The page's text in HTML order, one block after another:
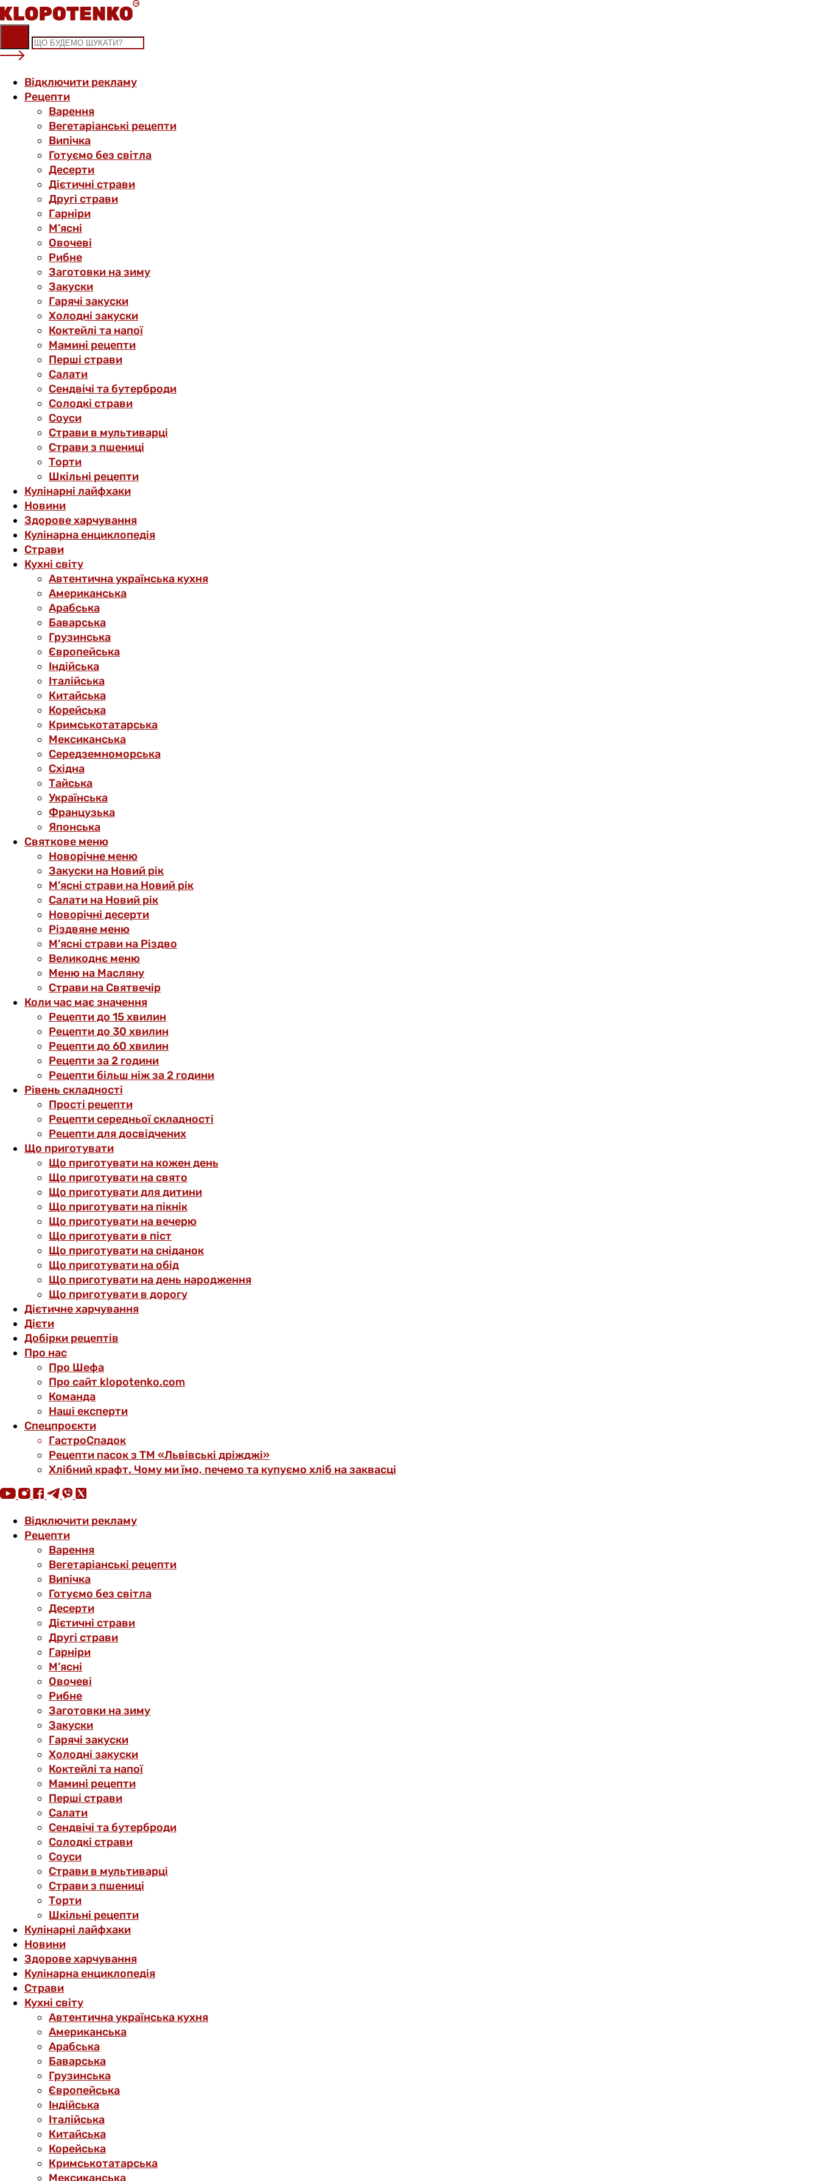
Skip
to
content
Відключити рекламу
Рецепти
Варення
Вегетаріанські рецепти
Випічка
Готуємо без світла
Десерти
Дієтичні страви
Другі страви
Гарніри
М’ясні
Овочеві
Рибне
Заготовки на зиму
Закуски
Гарячі закуски
Холодні закуски
Коктейлі та напої
Мамині рецепти
Перші страви
Салати
Сендвічі та бутерброди
Солодкі страви
Соуси
Страви в мультиварці
Страви з пшениці
Торти
Шкільні рецепти
Кулінарні лайфхаки
Новини
Здорове харчування
Кулінарна енциклопедія
Страви
Кухні світу
Автентична українська кухня
Американська
Арабська
Баварська
Грузинська
Європейська
Індійська
Італійська
Китайська
Корейська
Кримськотатарська
Мексиканська
Середземноморська
Східна
Тайська
Українська
Французька
Японська
Святкове меню
Новорічне меню
Закуски на Новий рік
М’ясні страви на Новий рік
Салати на Новий рік
Новорічні десерти
Різдвяне меню
М’ясні страви на Різдво
Великоднє меню
Меню на Масляну
Страви на Святвечір
Коли час має значення
Рецепти до 15 хвилин
Рецепти до 30 хвилин
Рецепти до 60 хвилин
Рецепти за 2 години
Рецепти більш ніж за 2 години
Рівень складності
Прості рецепти
Рецепти середньої складності
Рецепти для досвідчених
Що приготувати
Що приготувати на кожен день
Що приготувати на свято
Що приготувати для дитини
Що приготувати на пікнік
Що приготувати на вечерю
Що приготувати в піст
Що приготувати на сніданок
Що приготувати на обід
Що приготувати на день народження
Що приготувати в дорогу
Дієтичне харчування
Дієти
Добірки рецептів
Про нас
Про Шефа
Про сайт klopotenko.com
Команда
Наші експерти
Спецпроєкти
ГастроСпадок
Рецепти пасок з ТМ «Львівські дріжджі»
Хлібний крафт. Чому ми їмо, печемо та купуємо хліб на заквасці
Відключити рекламу
Рецепти
Варення
Вегетаріанські рецепти
Випічка
Готуємо без світла
Десерти
Дієтичні страви
Другі страви
Гарніри
М’ясні
Овочеві
Рибне
Заготовки на зиму
Закуски
Гарячі закуски
Холодні закуски
Коктейлі та напої
Мамині рецепти
Перші страви
Салати
Сендвічі та бутерброди
Солодкі страви
Соуси
Страви в мультиварці
Страви з пшениці
Торти
Шкільні рецепти
Кулінарні лайфхаки
Новини
Здорове харчування
Кулінарна енциклопедія
Страви
Кухні світу
Автентична українська кухня
Американська
Арабська
Баварська
Грузинська
Європейська
Індійська
Італійська
Китайська
Корейська
Кримськотатарська
Мексиканська